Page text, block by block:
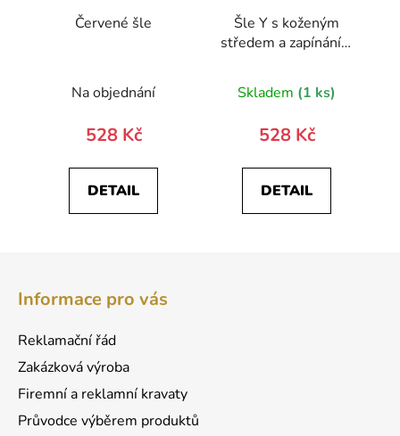
Červené šle
Na objednání
528 Kč
DETAIL
Šle Y s koženým
středem a zapínáním
867-3863-0
Skladem (1 ks)
528 Kč
DETAIL
Informace pro vás
Reklamační řád
Zakázková výroba
Firemní a reklamní kravaty
Průvodce výběrem produktů